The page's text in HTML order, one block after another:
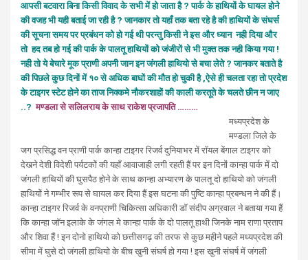
आपसी बटवारा बिना किसी विवाद के सभी में हो जाता है ? पार्क के हाथियों के घायल होने
की वजह भी यही बताई जा रही है ? जानकार तो यहाँ तक बता रहे है की हाथियों के संघर्स
की सूचना समय पर प्रबंधन को हो गई थी परन्तु किसी ने इस और ध्यान नही दिया और
तो हद तब हो गई की पार्क के पालतू हाथियों को जंजीरों से भी मुक्त तक नही किया गया !
नही तो ये बेचारे मूक प्राणी अपनी जान इन जंगली हाथियो से बचा लेते ? जानकर बताते है
की पिछले कुछ दिनों में १० से अधिक बाघों की मौत हो चुकी है ,ऐसे ही चलता रहा तो प्रदेश
के टाइगर स्टेट होने का ताज निक्कमे नौकरशाहों की काली करतूते के चलते छीन न जाए
..?मण्डला से सलिलराय के साथ राकेश प्रजापति ………
मध्यप्रदेश के
मण्डला जिले के
जग प्रसिद्ध वन प्राणी पार्क कान्हा टाइगर रिजर्व दुनियाभर में रॉयल बेंगाल टाइगर को
देखने देशी विदेशी पर्यटकों की यहाँ आवाजाही लगी रहती हैं पर इन दिनों कान्हा पार्क में दो
जंगली हाथियों की घुसपैठ होने के साथ कान्हा अभ्यारण के पालतू दो हाथियो को जंगली
हाथियों ने गम्भीर रूप से घायल कर दिया हैं इस घटना की पुष्टि कान्हा प्रबन्धन ने की हैं।
कान्हा टाइगर रिजर्व के वनप्राणी चिकित्सा अधिकारी डॉ संदीप अग्रवाल ने बताया गया हैं
कि कान्हा जॉन इलाके के जंगल मे कान्हा पार्क के दो पालतू हाथी जिनके नाम राणा प्रताप
और शिवा हैं ! इन दोनो हाथियो को छत्तीसगढ़ की तरफ से कुछ महीने पहले मध्यप्रदेश की
सीमा में घुसे दो जंगली हाथियो के बीच खुनी संघर्ष हो गया ! इस खुनी संघर्ष में जंगली